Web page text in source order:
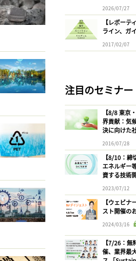
2026/07/27
【レポー
ライン、ガ
2017/02/07
注目のセミナ
【8/8 東京
界貢献：気
決に向けた
2016/07/28
【8/10：
エネルギー
資する技術
2023/07/12
【ウェビ
スト開催の
2024/03/16
【7/26：
催、業界最